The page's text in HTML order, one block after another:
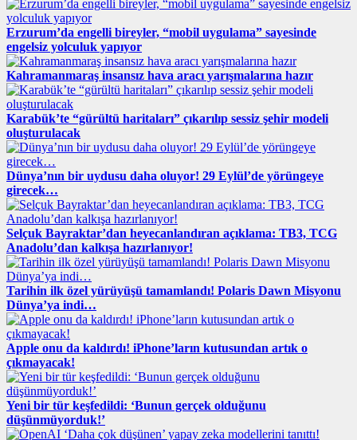
Erzurum’da engelli bireyler, “mobil uygulama” sayesinde
engelsiz yolculuk yapıyor
Kahramanmaraş insansız hava aracı yarışmalarına hazır
Karabük’te “gürültü haritaları” çıkarılıp sessiz şehir modeli
oluşturulacak
Dünya’nın bir uydusu daha oluyor! 29 Eylül’de yörüngeye
girecek…
Selçuk Bayraktar’dan heyecanlandıran açıklama: TB3, TCG
Anadolu’dan kalkışa hazırlanıyor!
Tarihin ilk özel yürüyüşü tamamlandı! Polaris Dawn Misyonu
Dünya’ya indi…
Apple onu da kaldırdı! iPhone’ların kutusundan artık o
çıkmayacak!
Yeni bir tür keşfedildi: ‘Bunun gerçek olduğunu
düşünmüyorduk!’